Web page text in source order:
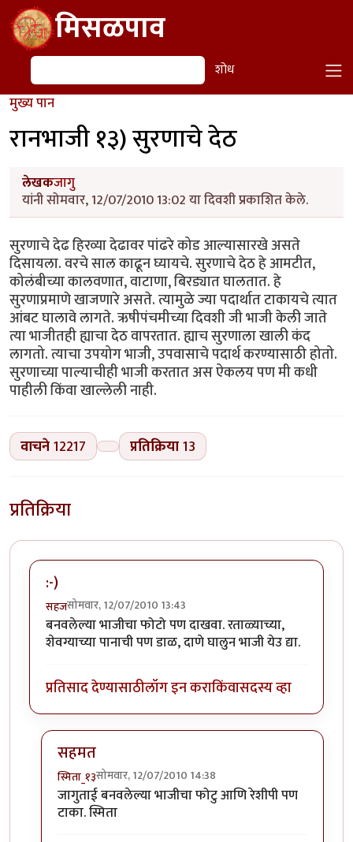
Skip to main contentमिसळपाव
शोध शोध
मुख्य पान
रानभाजी १३) सुरणाचे देठ
लेखकजागु
यांनी सोमवार, 12/07/2010 13:02 या दिवशी प्रकाशित केले.
सुरणाचे देढ हिरव्या देढावर पांढरे कोड आल्यासारखे असते
दिसायला. वरचे साल काढून घ्यायचे. सुरणाचे देठ हे आमटीत,
कोलंबीच्या कालवणात, वाटाणा, बिरड्यात घालतात. हे
सुरणाप्रमाणे खाजणारे असते. त्यामुळे ज्या पदार्थात टाकायचे त्यात
आंबट घालावे लागते. ऋषीपंचमीच्या दिवशी जी भाजी केली जाते
त्या भाजीतही ह्याचा देठ वापरतात. ह्याच सुरणाला खाली कंद
लागतो. त्याचा उपयोग भाजी, उपवासाचे पदार्थ करण्यासाठी होतो.
सुरणाच्या पाल्याचीही भाजी करतात अस ऐकलय पण मी कधी
पाहीली किंवा खाल्लेली नाही.
वाचने12217 प्रतिक्रिया13
प्रतिक्रिया
:-)
सहजसोमवार, 12/07/2010 13:43
बनवलेल्या भाजीचा फोटो पण दाखवा. रताळ्याच्या,
शेवग्याच्या पानाची पण डाळ, दाणे घालुन भाजी येउ द्या.
प्रतिसाद देण्यासाठीलॉग इन कराकिंवासदस्य व्हा
सहमत
स्मिता_१३सोमवार, 12/07/2010 14:38
In reply to:-)byसहज
जागुताई बनवलेल्या भाजीचा फोटु आणि रेशीपी पण
टाका. स्मिता